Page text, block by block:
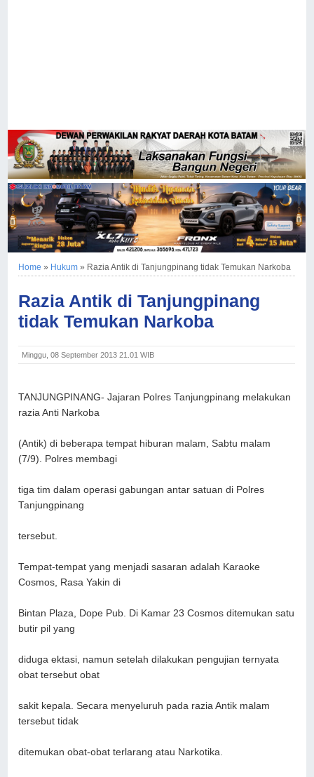
Home » Hukum » Razia Antik di Tanjungpinang tidak Temukan Narkoba
Razia Antik di Tanjungpinang
tidak Temukan Narkoba
Minggu, 08 September 2013 21.01 WIB
TANJUNGPINANG-Jajaran Polres Tanjungpinang melakukan
razia Anti Narkoba
(Antik) di beberapa tempat hiburan malam, Sabtu malam
(7/9). Polres membagi
tiga tim dalam operasi gabungan antar satuan di Polres
Tanjungpinang
tersebut.
Tempat-tempat yang menjadi sasaran adalah Karaoke
Cosmos, Rasa Yakin di
Bintan Plaza, Dope Pub. Di Kamar 23 Cosmos ditemukan satu
butir pil yang
diduga ektasi, namun setelah dilakukan pengujian ternyata
obat tersebut obat
sakit kepala. Secara menyeluruh pada razia Antik malam
tersebut tidak
ditemukan obat-obat terlarang atau Narkotika.